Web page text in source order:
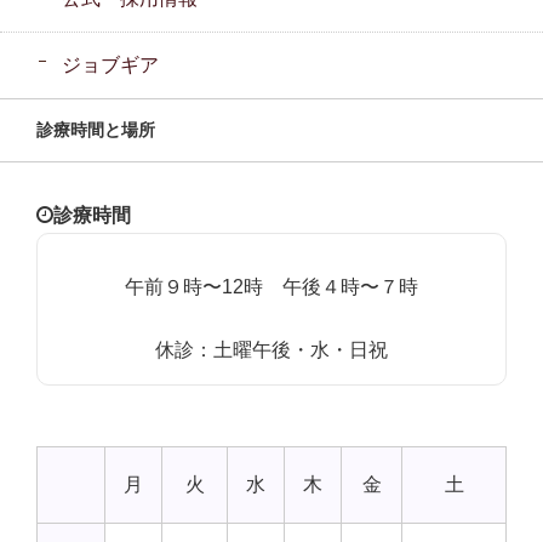
ジョブギア
診療時間と場所
診療時間
午前９時〜12時 午後４時〜７時
休診：土曜午後・水・日祝
月 火 水 木 金 土